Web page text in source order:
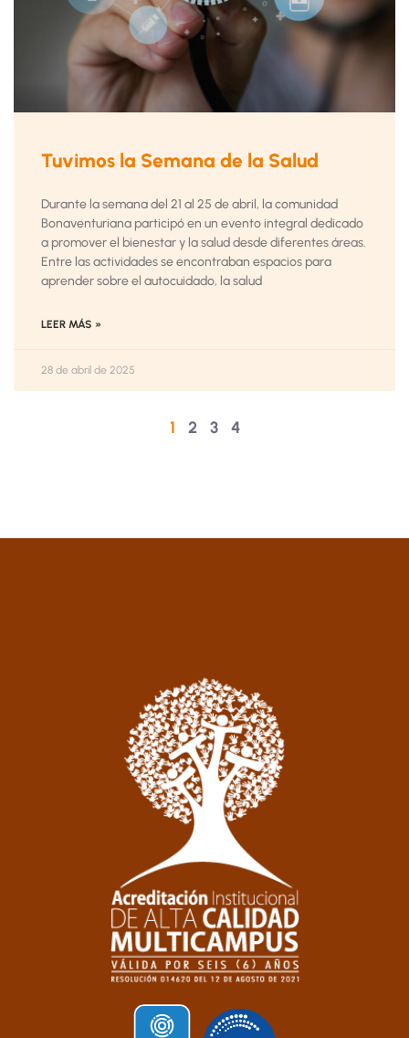
Tuvimos la Semana de la Salud
Durante la semana del 21 al 25 de abril, la comunidad
Bonaventuriana participó en un evento integral dedicado
a promover el bienestar y la salud desde diferentes áreas.
Entre las actividades se encontraban espacios para
aprender sobre el autocuidado, la salud
LEER MÁS »
28 de abril de 2025
1 2 3 4